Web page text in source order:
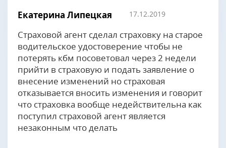
Екатерина Липецкая 17.12.2019
Страховой агент сделал страховку на старое
водительское удостоверение чтобы не
потерять кбм посоветовал через 2 недели
прийти в страховую и подать заявление о
внесение изменений но страховая
отказывается вносить изменения и говорит
что страховка вообще недействительна как
поступил страховой агент является
незаконным что делать